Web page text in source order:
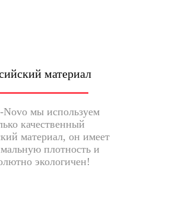
материал
Novo мы используем
качественный
материал, он имеет
плотность и
экологичен!